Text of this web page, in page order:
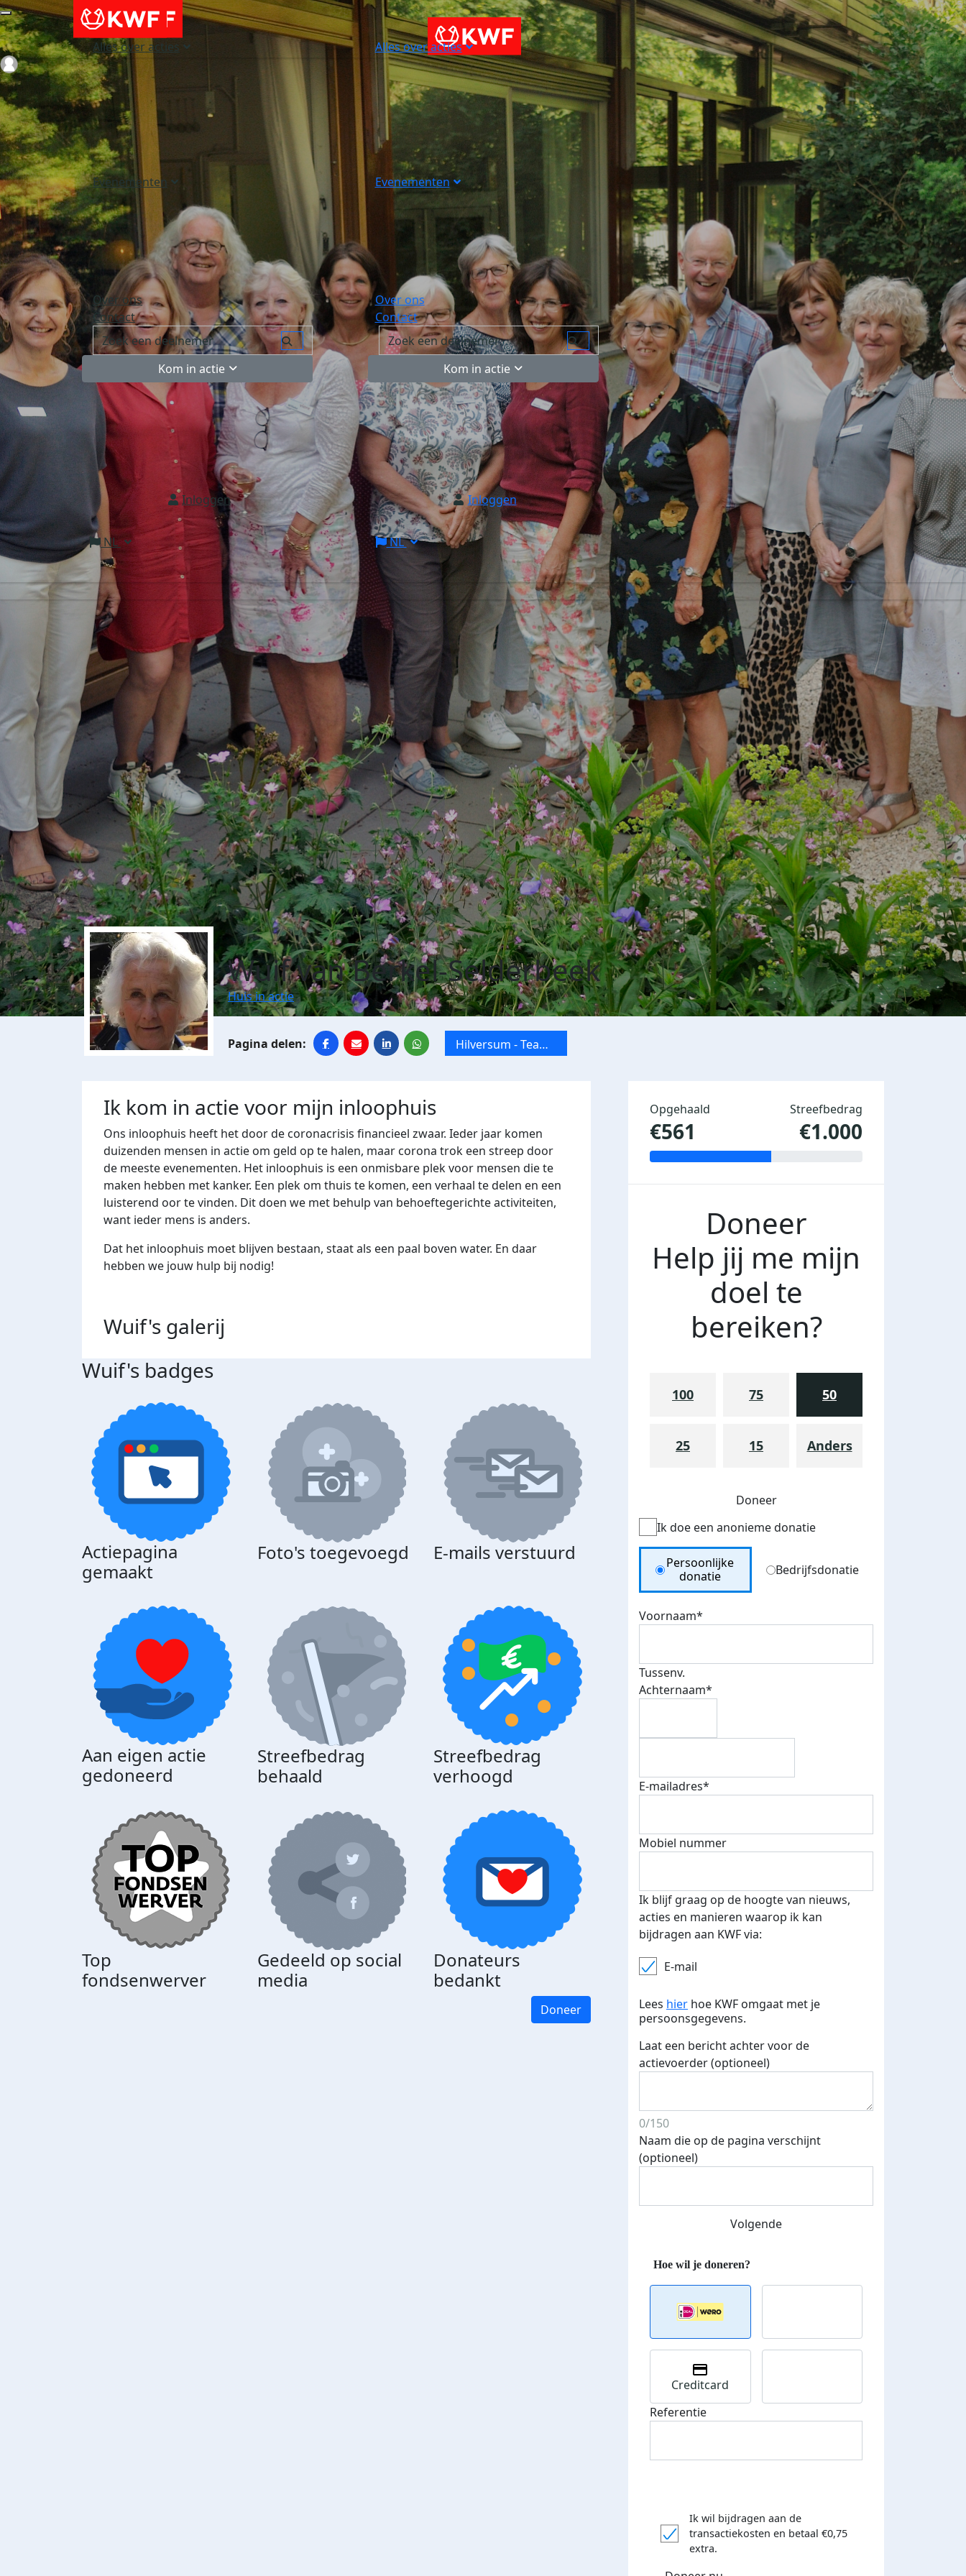
Alles over acties
Evenementen
Over ons
Contact
Kom in actie
Inloggen
NL
Alles over acties
Evenementen
Over ons
Contact
Kom in actie
Inloggen
NL
Login
Wuif van Berkel-Selderbeek
Huis in actie
Hilversum - Team
Viore
Ik kom in actie voor mijn inloophuis
Ons inloophuis heeft het door de coronacrisis financieel zwaar. Ieder jaar komen
duizenden mensen in actie om geld op te halen, maar corona trok een streep door
de meeste evenementen. Het inloophuis is een onmisbare plek voor mensen die te
maken hebben met kanker. Een plek om thuis te komen, een verhaal te delen en een
luisterend oor te vinden. Dit doen we met behulp van behoeftegerichte activiteiten,
want ieder mens is anders.
Dat het inloophuis moet blijven bestaan, staat als een paal boven water. En daar
hebben we jouw hulp bij nodig!
Wuif's galerij
Wuif's badges
Actiepagina
gemaakt
Foto's toegevoegd E-mails verstuurd
Aan eigen actie
gedoneerd
Streefbedrag
behaald
Streefbedrag
verhoogd
Top
fondsenwerver
Gedeeld op social
media
Donateurs
bedankt
Doneer
Opgehaald
€561
Streefbedrag
€1.000
Doneer
Help jij me mijn
doel te
bereiken?
100 75 50
25 15 Anders
Doneer
Ik doe een anonieme donatie
Donation Type
Persoonlijke
donatie
Bedrijfsdonatie
Voornaam*
Tussenv.
Achternaam*
E-mailadres*
Mobiel nummer
Ik blijf graag op de hoogte van nieuws,
acties en manieren waarop ik kan
bijdragen aan KWF via:
E-mail
Lees hier hoe KWF omgaat met je
persoonsgegevens.
Laat een bericht achter voor de
actievoerder (optioneel)
0/150
Naam die op de pagina verschijnt
(optioneel)
Volgende
Creditcard
Referentie
Ik wil bijdragen aan de
transactiekosten en betaal €0,75
extra.